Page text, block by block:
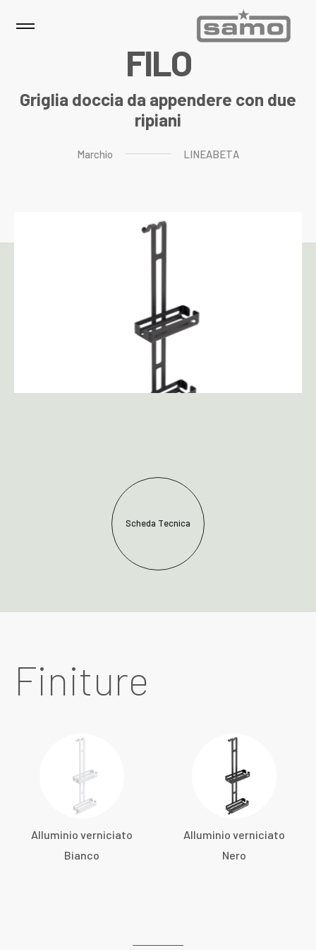
FILO
Griglia doccia da appendere con due
ripiani
Marchio LINEABETA
Scheda Tecnica
Finiture
Alluminio verniciato
Bianco
Alluminio verniciato
Nero